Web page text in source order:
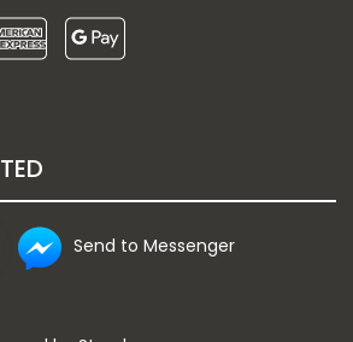
Send to Messenger